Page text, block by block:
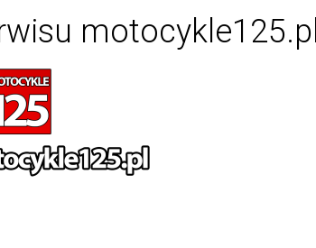
motocykle125.pl